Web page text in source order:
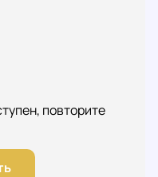
повторите